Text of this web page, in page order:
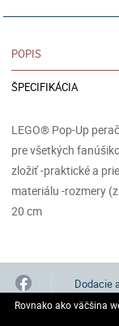
POPIS
ŠPECIFIKÁCIA
LEGO® Pop-Up
pre všetkých
zložiť -praktické a
materiálu -rozmery
20 cm
Dodacie
Rovnako ako väčšina